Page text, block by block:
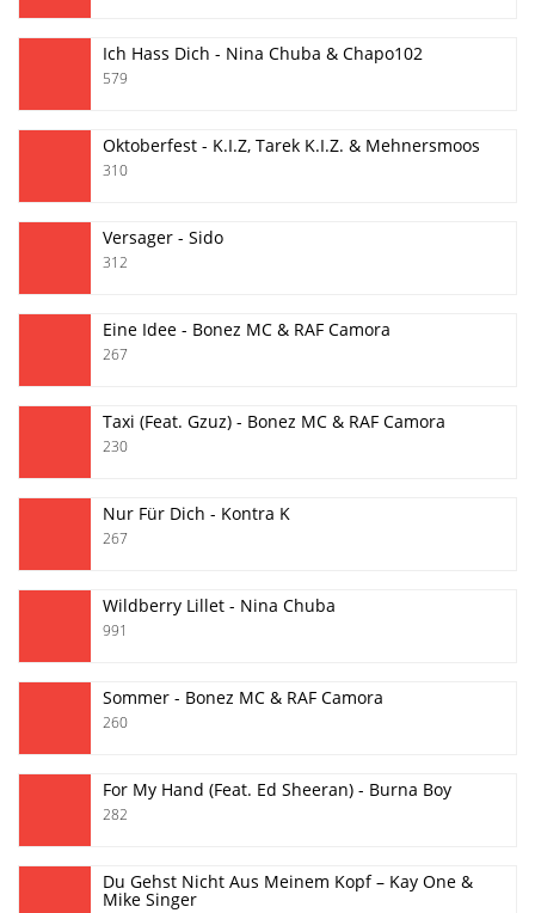
Ich Hass Dich - Nina Chuba & Chapo102
579
Oktoberfest - K.I.Z, Tarek K.I.Z. & Mehnersmoos
310
Versager - Sido
312
Eine Idee - Bonez MC & RAF Camora
267
Taxi (Feat. Gzuz) - Bonez MC & RAF Camora
230
Nur Für Dich - Kontra K
267
Wildberry Lillet - Nina Chuba
991
Sommer - Bonez MC & RAF Camora
260
For My Hand (Feat. Ed Sheeran) - Burna Boy
282
Du Gehst Nicht Aus Meinem Kopf – Kay One &
Mike Singer